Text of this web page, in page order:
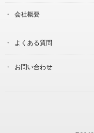
会社概要
よくある質問
お問い合わせ